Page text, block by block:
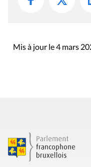
Mis à jour le 4 mars